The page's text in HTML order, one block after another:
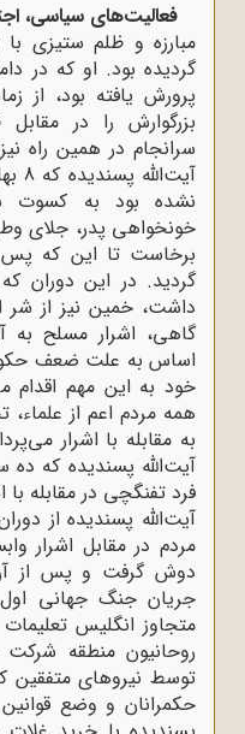
فعالیت‌های سیاسی،
مبارزه و ظلم ستیزی
گردیده بود. او که در
پرورش یافته بود، از
بزرگوارش را در
سرانجام در همین راه
نشده بود به کسوت
خونخواهی پدر، جلای
برخاست تا این که پس
گردید. در این دوران
داشت، خمین نیز از شر
گاهی، اشرار مسلح به
اساس به علت ضعف
خود به این مهم اقدام
همه مردم اعم از
به مقابله با اشرار
آیت‌الله پسندیده که
فرد تفنگچی در مقابله
آیت‌الله پسندیده از
مردم در مقابل اشرار
دوش گرفت و پس از
جریان جنگ جهانی اول
متجاوز انگلیس
روحانیون منطقه
توسط نیروهای متفقین
حکمرانان و وضع